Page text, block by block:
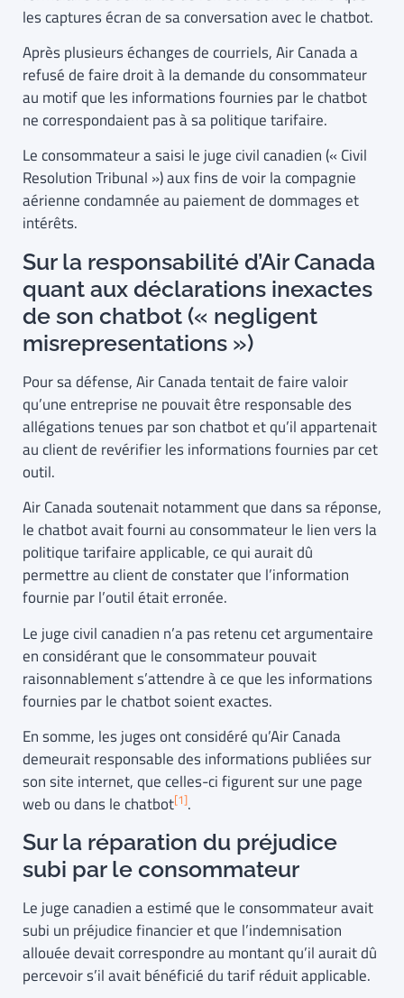
les captures écran de sa conversation avec le chatbot.
Après plusieurs échanges de courriels, Air Canada a
refusé de faire droit à la demande du consommateur
au motif que les informations fournies par le chatbot
ne correspondaient pas à sa politique tarifaire.
Le consommateur a saisi le juge civil canadien (« Civil
Resolution Tribunal ») aux fins de voir la compagnie
aérienne condamnée au paiement de dommages et
intérêts.
Sur la responsabilité d’Air Canada
quant aux déclarations inexactes
de son chatbot (« negligent
misrepresentations »)
Pour sa défense, Air Canada tentait de faire valoir
qu’une entreprise ne pouvait être responsable des
allégations tenues par son chatbot et qu’il appartenait
au client de revérifier les informations fournies par cet
outil.
Air Canada soutenait notamment que dans sa réponse,
le chatbot avait fourni au consommateur le lien vers la
politique tarifaire applicable, ce qui aurait dû
permettre au client de constater que l’information
fournie par l’outil était erronée.
Le juge civil canadien n’a pas retenu cet argumentaire
en considérant que le consommateur pouvait
raisonnablement s’attendre à ce que les informations
fournies par le chatbot soient exactes.
En somme, les juges ont considéré qu’Air Canada
demeurait responsable des informations publiées sur
son site internet, que celles-ci figurent sur une page
web ou dans le chatbot[1].
Sur la réparation du préjudice
subi par le consommateur
Le juge canadien a estimé que le consommateur avait
subi un préjudice financier et que l’indemnisation
allouée devait correspondre au montant qu’il aurait dû
percevoir s’il avait bénéficié du tarif réduit applicable.